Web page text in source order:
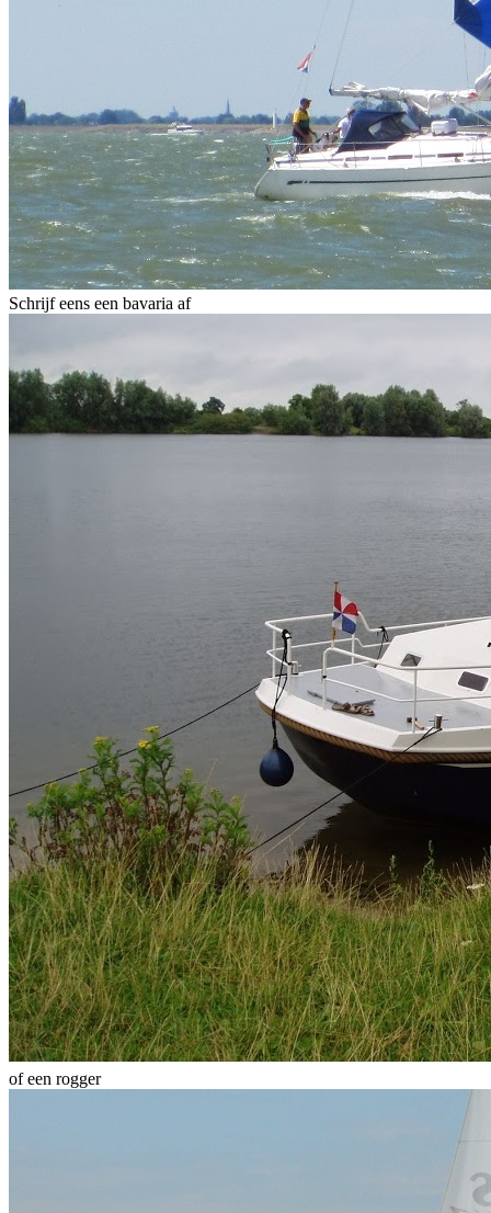
Schrijf eens een bavaria af
of een rogger